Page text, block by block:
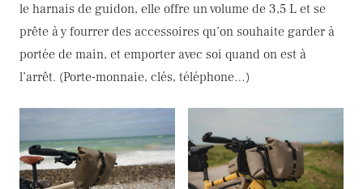
le harnais de guidon, elle offre un volume de 3,5 L et se
prête à y fourrer des accessoires qu’on souhaite garder à
portée de main, et emporter avec soi quand on est à
l’arrêt. (Porte-monnaie, clés, téléphone…)